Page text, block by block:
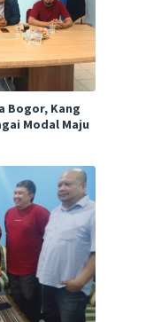
Bogor, Kang
Modal Maju